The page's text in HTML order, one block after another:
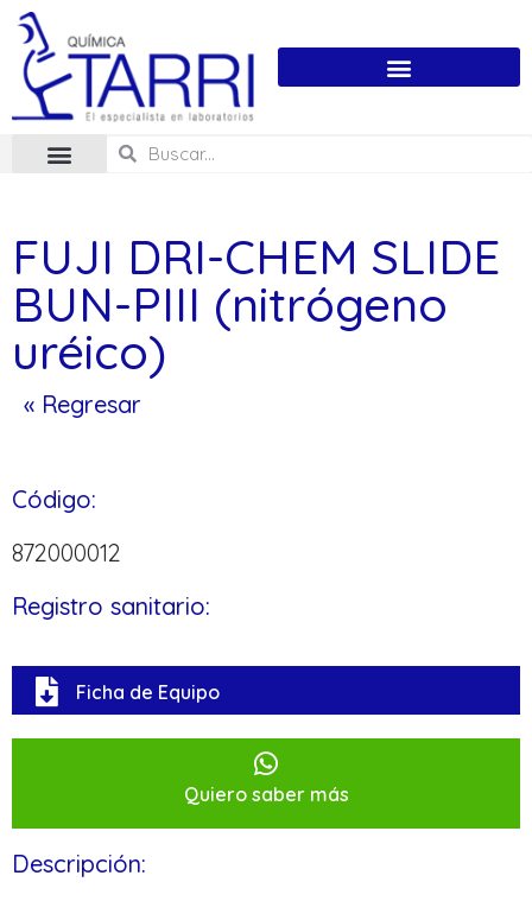
FUJI DRI-CHEM SLIDE
BUN-PIII (nitrógeno
uréico)
« Regresar
Código:
872000012
Registro sanitario:
Ficha de Equipo
Quiero saber más
Descripción: